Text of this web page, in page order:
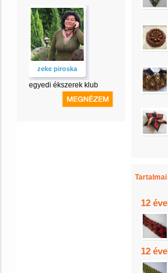
zeke piroska
egyedi ékszerek klub
Tartalmai
12 éve
12 éve